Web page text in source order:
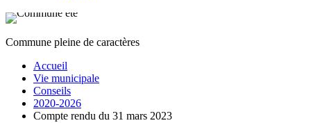
Commune pleine de caractères
Accueil
Vie municipale
Conseils
2020-2026
Compte rendu du 31 mars 2023